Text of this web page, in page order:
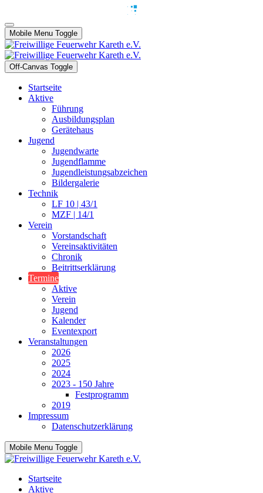
Mobile Menu Toggle
Off-Canvas Toggle
Startseite
Aktive
Führung
Ausbildungsplan
Gerätehaus
Jugend
Jugendwarte
Jugendflamme
Jugendleistungsabzeichen
Bildergalerie
Technik
LF 10 | 43/1
MZF | 14/1
Verein
Vorstandschaft
Vereinsaktivitäten
Chronik
Beitrittserklärung
Termine
Aktive
Verein
Jugend
Kalender
Eventexport
Veranstaltungen
2026
2025
2024
2023 - 150 Jahre
Festprogramm
2019
Impressum
Datenschutzerklärung
Mobile Menu Toggle
Startseite
Aktive